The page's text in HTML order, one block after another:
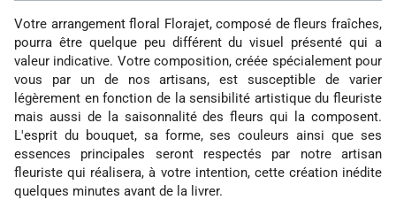
Votre arrangement floral Florajet, composé de fleurs fraîches,
pourra être quelque peu différent du visuel présenté qui a
valeur indicative. Votre composition, créée spécialement pour
vous par un de nos artisans, est susceptible de varier
légèrement en fonction de la sensibilité artistique du fleuriste
mais aussi de la saisonnalité des fleurs qui la composent.
L'esprit du bouquet, sa forme, ses couleurs ainsi que ses
essences principales seront respectés par notre artisan
fleuriste qui réalisera, à votre intention, cette création inédite
quelques minutes avant de la livrer.